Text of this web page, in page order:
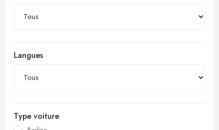
Langues
Type voiture